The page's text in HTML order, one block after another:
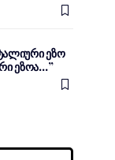
ეზო
ეზოა…”